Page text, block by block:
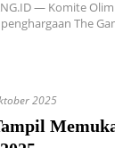
— Komite
The
2025